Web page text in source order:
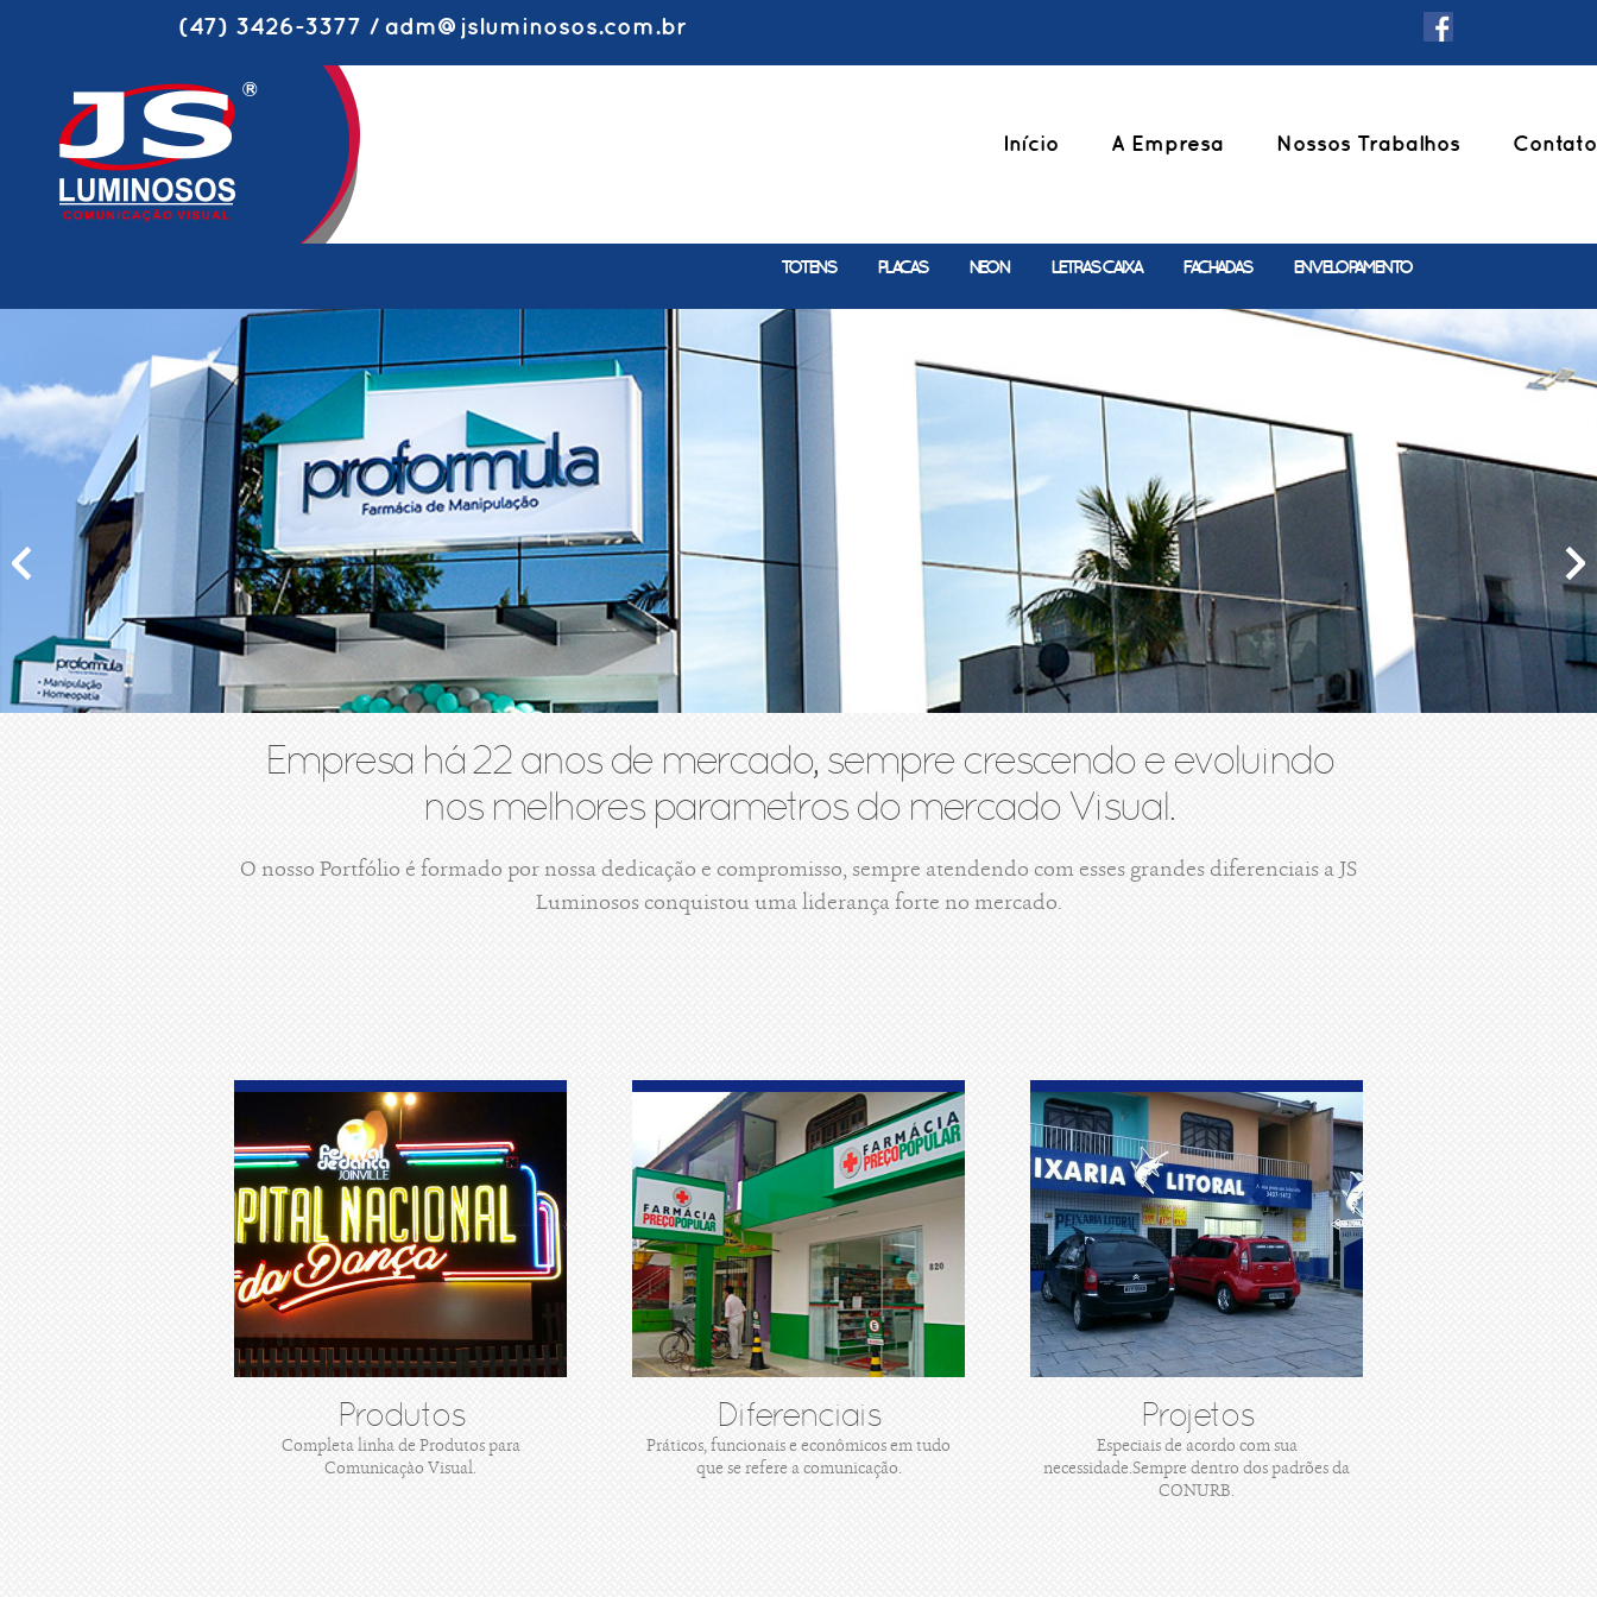
(47) 3426-3377 / adm@jsluminosos.com.br
Início A Empresa Nossos Trabalhos Contato
ENVELOPAMENTO
FACHADAS
LETRAS CAIXA
NEON
PLACAS
TOTENS
Empresa há 22 anos de mercado, sempre crescendo e evoluindo
nos melhores parametros do mercado Visual.
O nosso Portfólio é formado por nossa dedicação e compromisso, sempre atendendo com esses grandes diferenciais a JS
Luminosos conquistou uma liderança forte no mercado.
Produtos
Completa linha de Produtos para
Comunicaçào Visual.
Diferenciais
Práticos, funcionais e econômicos em tudo
que se refere a comunicação.
Projetos
Especiais de acordo com sua
necessidade.Sempre dentro dos padrões da
CONURB.